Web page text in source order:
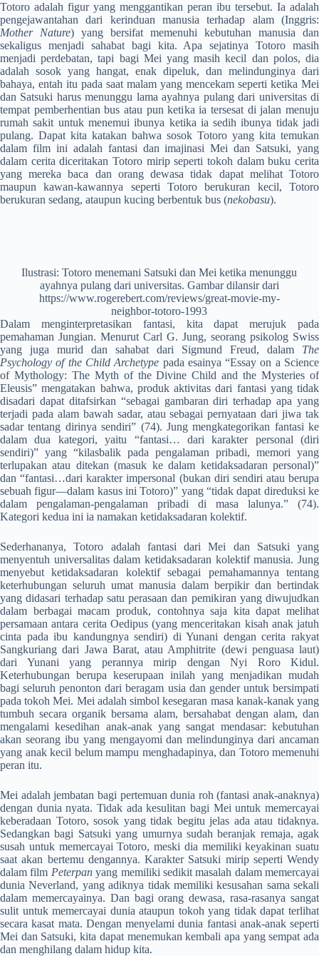
Totoro adalah figur yang menggantikan peran ibu tersebut. Ia adalah
pengejawantahan dari kerinduan manusia terhadap alam (Inggris:
Mother Nature) yang bersifat memenuhi kebutuhan manusia dan
sekaligus menjadi sahabat bagi kita. Apa sejatinya Totoro masih
menjadi perdebatan, tapi bagi Mei yang masih kecil dan polos, dia
adalah sosok yang hangat, enak dipeluk, dan melindunginya dari
bahaya, entah itu pada saat malam yang mencekam seperti ketika Mei
dan Satsuki harus menunggu lama ayahnya pulang dari universitas di
tempat pemberhentian bus atau pun ketika ia tersesat di jalan menuju
rumah sakit untuk menemui ibunya ketika ia sedih ibunya tidak jadi
pulang. Dapat kita katakan bahwa sosok Totoro yang kita temukan
dalam film ini adalah fantasi dan imajinasi Mei dan Satsuki, yang
dalam cerita diceritakan Totoro mirip seperti tokoh dalam buku cerita
yang mereka baca dan orang dewasa tidak dapat melihat Totoro
maupun kawan-kawannya seperti Totoro berukuran kecil, Totoro
berukuran sedang, ataupun kucing berbentuk bus (nekobasu).
Ilustrasi: Totoro menemani Satsuki dan Mei ketika menunggu
ayahnya pulang dari universitas. Gambar dilansir dari
https://www.rogerebert.com/reviews/great-movie-my-
neighbor-totoro-1993
Dalam menginterpretasikan fantasi, kita dapat merujuk pada
pemahaman Jungian. Menurut Carl G. Jung, seorang psikolog Swiss
yang juga murid dan sahabat dari Sigmund Freud, dalam The
Psychology of the Child Archetype pada esainya “Essay on a Science
of Mythology: The Myth of the Divine Child and the Mysteries of
Eleusis” mengatakan bahwa, produk aktivitas dari fantasi yang tidak
disadari dapat ditafsirkan “sebagai gambaran diri terhadap apa yang
terjadi pada alam bawah sadar, atau sebagai pernyataan dari jiwa tak
sadar tentang dirinya sendiri” (74). Jung mengkategorikan fantasi ke
dalam dua kategori, yaitu “fantasi… dari karakter personal (diri
sendiri)” yang “kilasbalik pada pengalaman pribadi, memori yang
terlupakan atau ditekan (masuk ke dalam ketidaksadaran personal)”
dan “fantasi…dari karakter impersonal (bukan diri sendiri atau berupa
sebuah figur—dalam kasus ini Totoro)” yang “tidak dapat direduksi ke
dalam pengalaman-pengalaman pribadi di masa lalunya.” (74).
Kategori kedua ini ia namakan ketidaksadaran kolektif.
Sederhananya, Totoro adalah fantasi dari Mei dan Satsuki yang
menyentuh universalitas dalam ketidaksadaran kolektif manusia. Jung
menyebut ketidaksadaran kolektif sebagai pemahamannya tentang
keterhubungan seluruh umat manusia dalam berpikir dan bertindak
yang didasari terhadap satu perasaan dan pemikiran yang diwujudkan
dalam berbagai macam produk, contohnya saja kita dapat melihat
persamaan antara cerita Oedipus (yang menceritakan kisah anak jatuh
cinta pada ibu kandungnya sendiri) di Yunani dengan cerita rakyat
Sangkuriang dari Jawa Barat, atau Amphitrite (dewi penguasa laut)
dari Yunani yang perannya mirip dengan Nyi Roro Kidul.
Keterhubungan berupa keserupaan inilah yang menjadikan mudah
bagi seluruh penonton dari beragam usia dan gender untuk bersimpati
pada tokoh Mei. Mei adalah simbol kesegaran masa kanak-kanak yang
tumbuh secara organik bersama alam, bersahabat dengan alam, dan
mengalami kesedihan anak-anak yang sangat mendasar: kebutuhan
akan seorang ibu yang mengayomi dan melindunginya dari ancaman
yang anak kecil belum mampu menghadapinya, dan Totoro memenuhi
peran itu.
Mei adalah jembatan bagi pertemuan dunia roh (fantasi anak-anaknya)
dengan dunia nyata. Tidak ada kesulitan bagi Mei untuk memercayai
keberadaan Totoro, sosok yang tidak begitu jelas ada atau tidaknya.
Sedangkan bagi Satsuki yang umurnya sudah beranjak remaja, agak
susah untuk memercayai Totoro, meski dia memiliki keyakinan suatu
saat akan bertemu dengannya. Karakter Satsuki mirip seperti Wendy
dalam film Peterpanyang memiliki sedikit masalah dalam memercayai
dunia Neverland, yang adiknya tidak memiliki kesusahan sama sekali
dalam memercayainya. Dan bagi orang dewasa, rasa-rasanya sangat
sulit untuk memercayai dunia ataupun tokoh yang tidak dapat terlihat
secara kasat mata. Dengan menyelami dunia fantasi anak-anak seperti
Mei dan Satsuki, kita dapat menemukan kembali apa yang sempat ada
dan menghilang dalam hidup kita.